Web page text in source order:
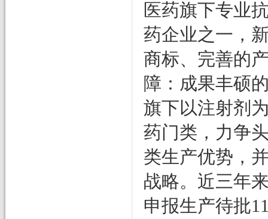
医药旗下专业
药企业之一，
商标、完善的
障：成果丰硕
旗下以注射剂
药门类，力争
类生产优势，
战略。近三年
申报生产待批